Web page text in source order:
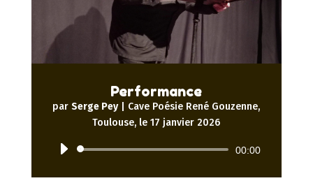
Performance
parSerge Pey| Cave Poésie René Gouzenne,
Toulouse, le 17 janvier 2026
Lecteur
00:00